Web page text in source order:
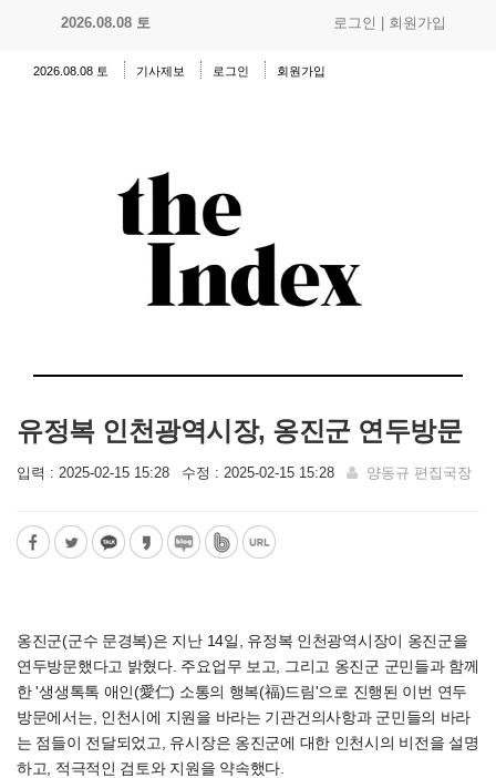
2026.08.08 토 로그인 회원가입
2026.08.08 토 기사제보 로그인 회원가입
유정복 인천광역시장, 옹진군 연두방문
입력 : 2025-02-15 15:28 수정 : 2025-02-15 15:28 양동규 편집국장
옹진군(군수 문경복)은 지난 14일, 유정복 인천광역시장이 옹진군을
연두방문했다고 밝혔다. 주요업무 보고, 그리고 옹진군 군민들과 함께
한 '생생톡톡 애인(愛仁) 소통의 행복(福)드림'으로 진행된 이번 연두
방문에서는, 인천시에 지원을 바라는 기관건의사항과 군민들의 바라
는 점들이 전달되었고, 유시장은 옹진군에 대한 인천시의 비전을 설명
하고, 적극적인 검토와 지원을 약속했다.